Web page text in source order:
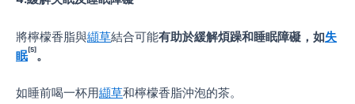
將檸檬香脂與纈草結合可能有助於緩解煩躁和睡眠障礙，如失
眠[5]。
如睡前喝一杯用纈草和檸檬香脂沖泡的茶。